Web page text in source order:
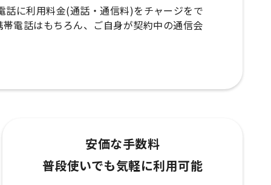
に利用料金(通話・通信料)をチャージをで
電話はもちろん、ご自身が契約中の通信会
安価な手数料
普段使いでも気軽に利用可能